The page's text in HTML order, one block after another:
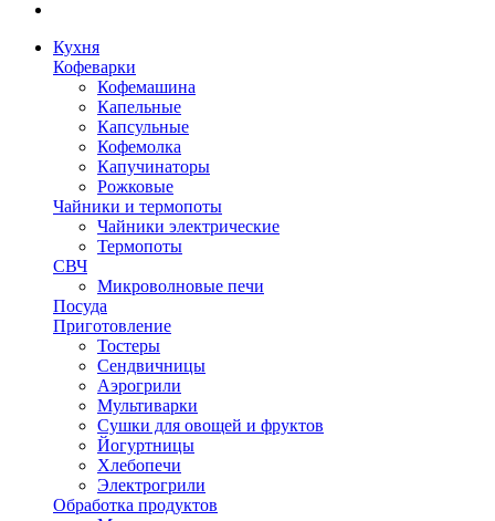
Кухня
Кофеварки
Кофемашина
Капельные
Капсульные
Кофемолка
Капучинаторы
Рожковые
Чайники и термопоты
Чайники электрические
Термопоты
СВЧ
Микроволновые печи
Посуда
Приготовление
Тостеры
Сендвичницы
Аэрогрили
Мультиварки
Сушки для овощей и фруктов
Йогуртницы
Хлебопечи
Электрогрили
Обработка продуктов